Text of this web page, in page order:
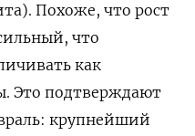
Похоже, что рост
что
как
Это подтверждают
крупнейший